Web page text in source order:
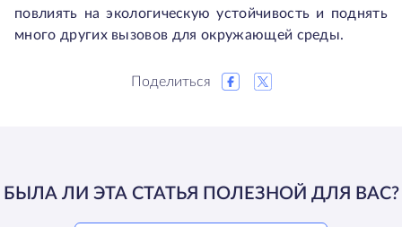
повлиять на экологическую устойчивость и поднять
много других вызовов для окружающей среды.
Поделиться
БЫЛА ЛИ ЭТА СТАТЬЯ ПОЛЕЗНОЙ ДЛЯ ВАС?